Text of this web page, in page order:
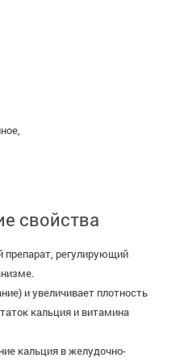
свойства
препарат, регулирующий
и увеличивает плотность
кальция и витамина
кальция в желудочно-